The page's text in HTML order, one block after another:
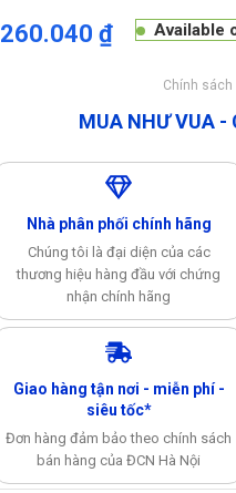
260.040₫ Available
Chính
MUA NHƯ VUA -
Nhà phân phối chính hãng
Chúng tôi là đại diện của các
thương hiệu hàng đầu với chứng
nhận chính hãng
Giao hàng tận nơi - miễn phí -
siêu tốc*
Đơn hàng đảm bảo theo chính sách
bán hàng của ĐCN Hà Nội